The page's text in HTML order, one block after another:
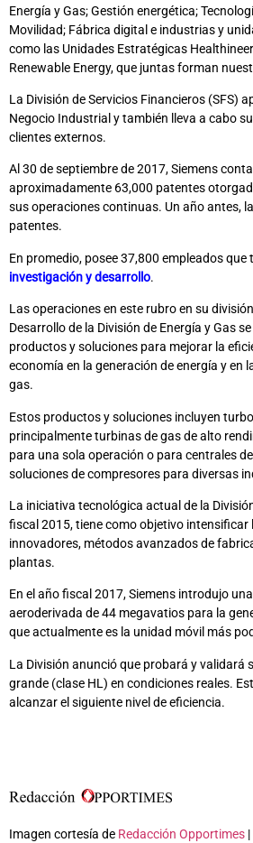
Energía y Gas; Gestión energética;
Movilidad; Fábrica digital e industrias y
como las Unidades Estratégicas
Renewable Energy, que juntas forman
La División de Servicios Financieros (SFS)
Negocio Industrial y también lleva a cabo
clientes externos.
Al 30 de septiembre de 2017, Siemens
aproximadamente 63,000 patentes
sus operaciones continuas. Un año antes,
patentes.
En promedio, posee 37,800 empleados que
investigación y desarrollo.
Las operaciones en este rubro en su
Desarrollo de la División de Energía y Gas
productos y soluciones para mejorar la
economía en la generación de energía y en
gas.
Estos productos y soluciones incluyen
principalmente turbinas de gas de alto
para una sola operación o para centrales
soluciones de compresores para diversas
La iniciativa tecnológica actual de la
fiscal 2015, tiene como objetivo intensificar
innovadores, métodos avanzados de
plantas.
En el año fiscal 2017, Siemens introdujo
aeroderivada de 44 megavatios para la
que actualmente es la unidad móvil más
La División anunció que probará y validará
grande (clase HL) en condiciones reales.
alcanzar el siguiente nivel de eficiencia.
Imagen cortesía de Redacción Opportimes